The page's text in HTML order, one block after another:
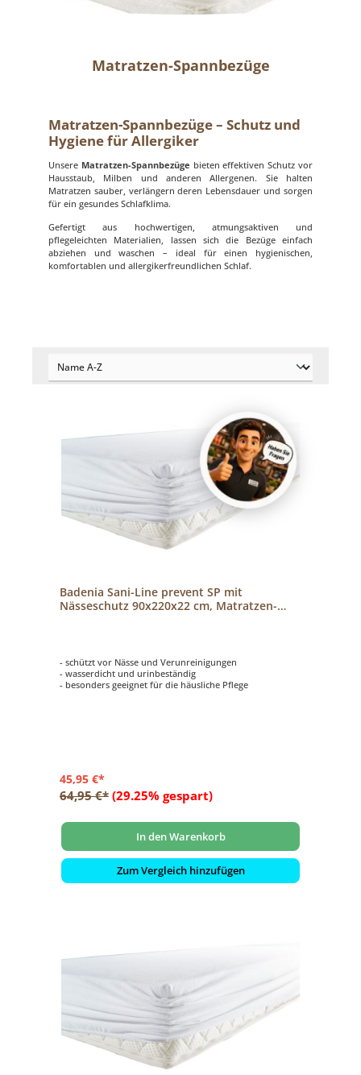
Matratzen-Spannbezüge
Matratzen-Spannbezüge – Schutz und
Hygiene für Allergiker
Unsere Matratzen-Spannbezüge bieten effektiven Schutz vor
Hausstaub, Milben und anderen Allergenen. Sie halten
Matratzen sauber, verlängern deren Lebensdauer und sorgen
für ein gesundes Schlafklima.
Gefertigt aus hochwertigen, atmungsaktiven und
pflegeleichten Materialien, lassen sich die Bezüge einfach
abziehen und waschen – ideal für einen hygienischen,
komfortablen und allergikerfreundlichen Schlaf.
Badenia Sani-Line prevent SP mit
Nässeschutz 90x220x22 cm, Matratzen-
- schützt vor Nässe und Verunreinigungen
- wasserdicht und urinbeständig
- besonders geeignet für die häusliche Pflege
45,95 €*
64,95 €* (29.25% gespart)
In den Warenkorb
Zum Vergleich hinzufügen